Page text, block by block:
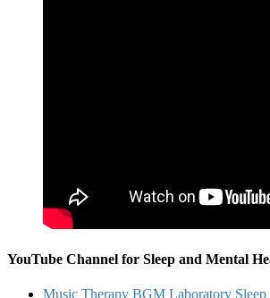
YouTube Channel for Sleep and Mental
Music Therapy BGM Laboratory